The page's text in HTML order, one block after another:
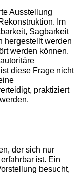
Ausstellung
Im
Sagbarkeit
hergestellt werden
werden können.
diese Frage nicht
praktiziert
der sich nur
ist. Ein
besucht,